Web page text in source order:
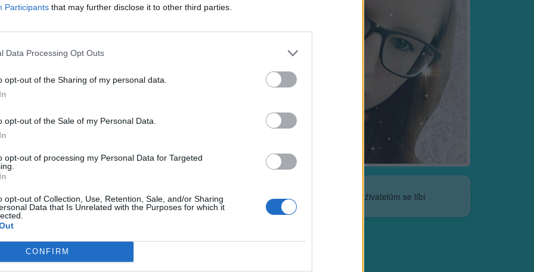
Participants that may further disclose it to other third parties.
Data Processing Opt Outs
opt-out of the Sharing of my personal data.
opt-out of the Sale of my Personal Data.
opt-out of processing my Personal Data for Targeted
opt-out of Collection, Use, Retention, Sale, and/or Sharing
Data that Is Unrelated with the Purposes for which it
CONFIRM
Neověřeno
uživatelům se líbí
máš. To čím jsi, to neztratíš